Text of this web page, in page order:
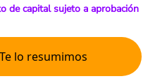
de capital sujeto a aprobación
Te lo resumimos